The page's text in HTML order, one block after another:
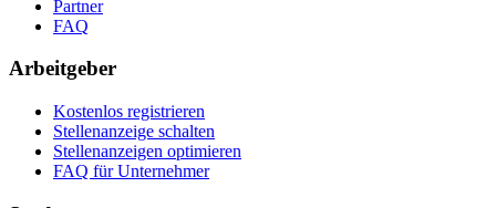
Partner
FAQ
Arbeitgeber
Kostenlos registrieren
Stellenanzeige schalten
Stellenanzeigen optimieren
FAQ für Unternehmer